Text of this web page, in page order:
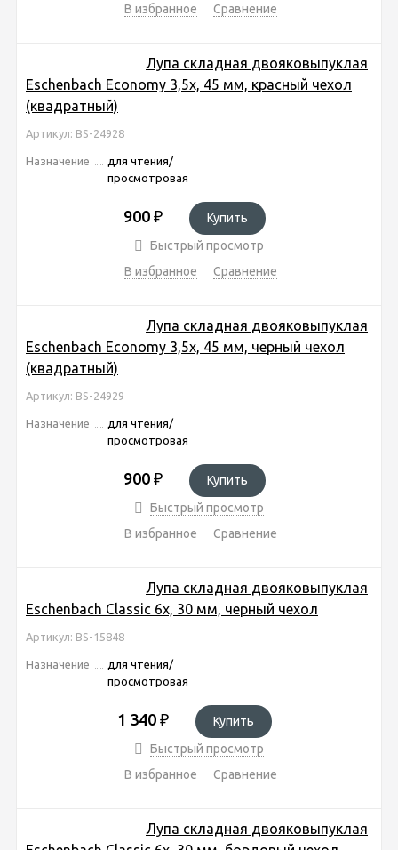
В избранное
Сравнение
Лупа складная двояковыпуклая
Eschenbach Economy 3,5x, 45 мм, красный чехол
(квадратный)
Артикул: BS-24928
Назначение
для чтения/
просмотровая
900 ₽
Купить
Быстрый просмотр
В избранное
Сравнение
Лупа складная двояковыпуклая
Eschenbach Economy 3,5x, 45 мм, черный чехол
(квадратный)
Артикул: BS-24929
Назначение
для чтения/
просмотровая
900 ₽
Купить
Быстрый просмотр
В избранное
Сравнение
Лупа складная двояковыпуклая
Eschenbach Classic 6x, 30 мм, черный чехол
Артикул: BS-15848
Назначение
для чтения/
просмотровая
1 340 ₽
Купить
Быстрый просмотр
В избранное
Сравнение
Лупа складная двояковыпуклая